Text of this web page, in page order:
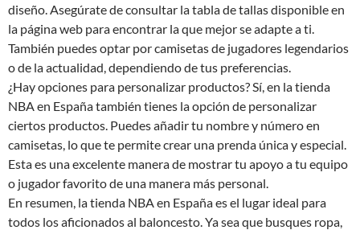
diseño. Asegúrate de consultar la tabla de tallas disponible en
la página web para encontrar la que mejor se adapte a ti.
También puedes optar por camisetas de jugadores legendarios
o de la actualidad, dependiendo de tus preferencias.
¿Hay opciones para personalizar productos? Sí, en la tienda
NBA en España también tienes la opción de personalizar
ciertos productos. Puedes añadir tu nombre y número en
camisetas, lo que te permite crear una prenda única y especial.
Esta es una excelente manera de mostrar tu apoyo a tu equipo
o jugador favorito de una manera más personal.
En resumen, la tienda NBA en España es el lugar ideal para
todos los aficionados al baloncesto. Ya sea que busques ropa,